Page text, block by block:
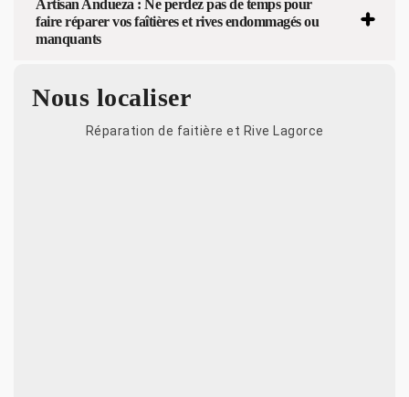
Artisan Andueza : Ne perdez pas de temps pour
faire réparer vos faîtières et rives endommagés ou
manquants
Nous localiser
Réparation de faitière et Rive Lagorce